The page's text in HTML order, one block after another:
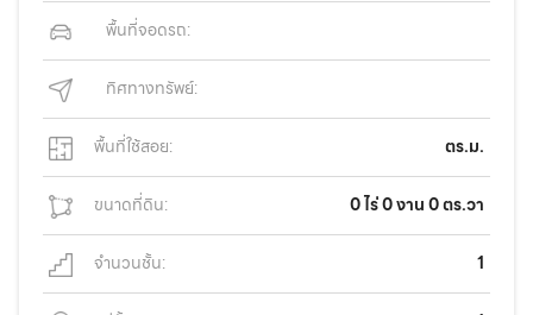
พื้นที่จอดรถ:
ทิศทางทรัพย์:
พื้นที่ใช้สอย: ตร.ม.
ขนาดที่ดิน: 0 ไร่ 0 งาน 0 ตร.วา
จำนวนชั้น: 1